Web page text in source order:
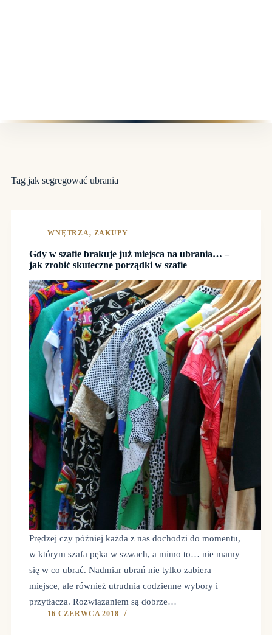
Tag jak segregować ubrania
WNĘTRZA, ZAKUPY
Gdy w szafie brakuje już miejsca na ubrania… –
jak zrobić skuteczne porządki w szafie
Prędzej czy później każda z nas dochodzi do momentu,
w którym szafa pęka w szwach, a mimo to… nie mamy
się w co ubrać. Nadmiar ubrań nie tylko zabiera
miejsce, ale również utrudnia codzienne wybory i
przytłacza. Rozwiązaniem są dobrze…
16 CZERWCA 2018